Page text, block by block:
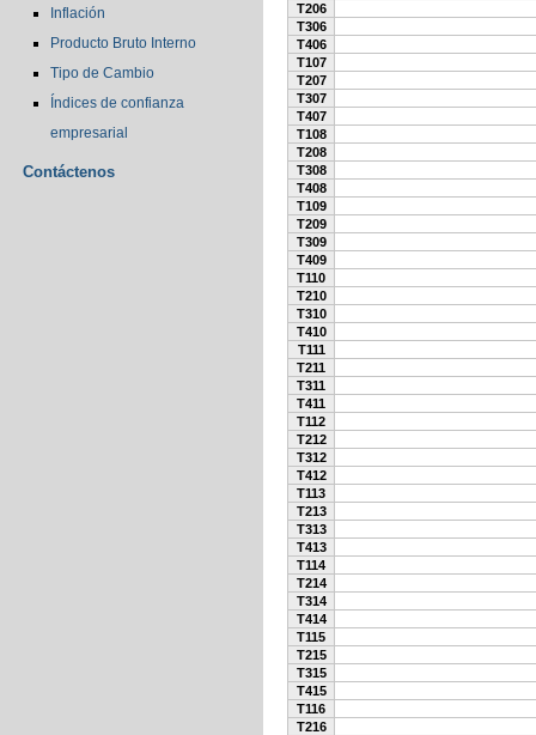
Inflación
Producto Bruto Interno
Tipo de Cambio
Índices de confianza
empresarial
Contáctenos
T206
T306
T406
T107
T207
T307
T407
T108
T208
T308
T408
T109
T209
T309
T409
T110
T210
T310
T410
T111
T211
T311
T411
T112
T212
T312
T412
T113
T213
T313
T413
T114
T214
T314
T414
T115
T215
T315
T415
T116
T216